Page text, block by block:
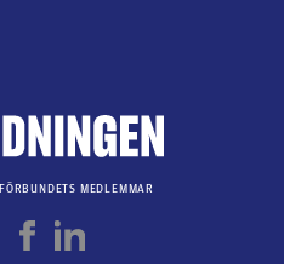
MEDLEMMAR